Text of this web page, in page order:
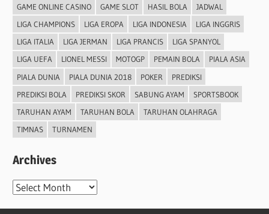
GAME ONLINE CASINO
GAME SLOT HASIL BOLA
JADWAL
LIGA CHAMPIONS
LIGA EROPA LIGA INDONESIA
LIGA INGGRIS
LIGA ITALIA
LIGA JERMAN LIGA PRANCIS
LIGA SPANYOL
LIGA UEFA
LIONEL MESSI MOTOGP PEMAIN BOLA
PIALA ASIA
PIALA DUNIA
PIALA DUNIA 2018 POKER
PREDIKSI
PREDIKSI BOLA
PREDIKSI SKOR SABUNG AYAM
SPORTSBOOK
TARUHAN AYAM
TARUHAN BOLA
TARUHAN OLAHRAGA
TIMNAS
TURNAMEN
Archives
Archives